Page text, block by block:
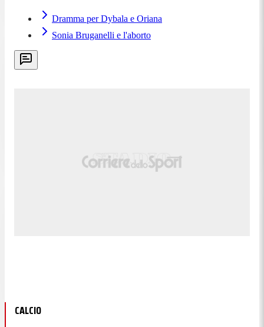
Dramma per Dybala e Oriana
Sonia Bruganelli e l'aborto
CALCIO